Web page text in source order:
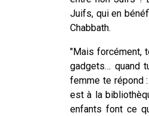
Juifs, qui en
Chabbath.
"Mais forcément,
gadgets… quand
femme te répond
est à la
enfants font ce